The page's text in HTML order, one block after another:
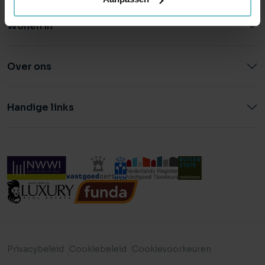
Wonen in
Over ons
Handige links
Privacybeleid Cookiebeleid Cookievoorkeuren